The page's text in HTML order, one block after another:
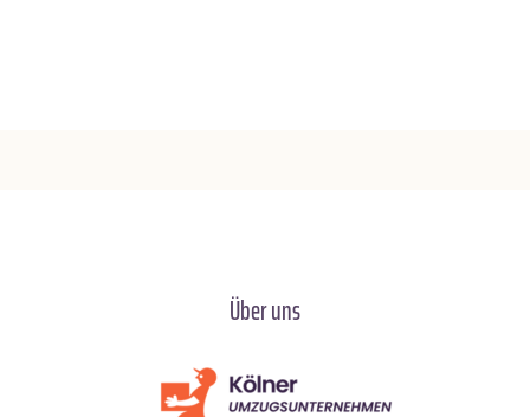
Über uns